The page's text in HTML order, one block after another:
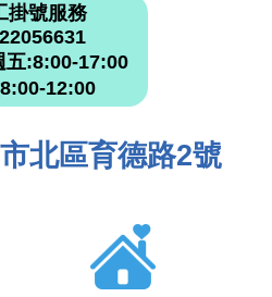
掛號服務
五:8:00-17:00
12:00
北區育德路2號